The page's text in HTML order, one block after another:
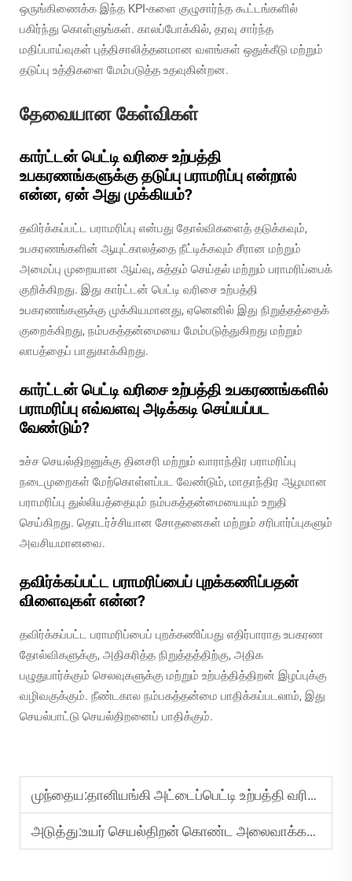
ஒருங்கிணைக்க இந்த KPI-களை குழுசார்ந்த கூட்டங்களில்
பகிர்ந்து கொள்ளுங்கள். காலப்போக்கில், தரவு சார்ந்த
மதிப்பாய்வுகள் புத்திசாலித்தனமான வளங்கள் ஒதுக்கீடு மற்றும்
தடுப்பு உத்திகளை மேம்படுத்த உதவுகின்றன.
தேவையான கேள்விகள்
கார்ட்டன் பெட்டி வரிசை உற்பத்தி
உபகரணங்களுக்கு தடுப்பு பராமரிப்பு என்றால்
என்ன, ஏன் அது முக்கியம்?
தவிர்க்கப்பட்ட பராமரிப்பு என்பது தோல்விகளைத் தடுக்கவும்,
உபகரணங்களின் ஆயுட்காலத்தை நீட்டிக்கவும் சீரான மற்றும்
அமைப்பு முறையான ஆய்வு, சுத்தம் செய்தல் மற்றும் பராமரிப்பைக்
குறிக்கிறது. இது கார்ட்டன் பெட்டி வரிசை உற்பத்தி
உபகரணங்களுக்கு முக்கியமானது, ஏனெனில் இது நிறுத்தத்தைக்
குறைக்கிறது, நம்பகத்தன்மையை மேம்படுத்துகிறது மற்றும்
லாபத்தைப் பாதுகாக்கிறது.
கார்ட்டன் பெட்டி வரிசை உற்பத்தி உபகரணங்களில்
பராமரிப்பு எவ்வளவு அடிக்கடி செய்யப்பட
வேண்டும்?
உச்ச செயல்திறனுக்கு தினசரி மற்றும் வாராந்திர பராமரிப்பு
நடைமுறைகள் மேற்கொள்ளப்பட வேண்டும், மாதாந்திர ஆழமான
பராமரிப்பு துல்லியத்தையும் நம்பகத்தன்மையையும் உறுதி
செய்கிறது. தொடர்ச்சியான சோதனைகள் மற்றும் சரிபார்ப்புகளும்
அவசியமானவை.
தவிர்க்கப்பட்ட பராமரிப்பைப் புறக்கணிப்பதன்
விளைவுகள் என்ன?
தவிர்க்கப்பட்ட பராமரிப்பைப் புறக்கணிப்பது எதிர்பாராத உபகரண
தோல்விகளுக்கு, அதிகரித்த நிறுத்தத்திற்கு, அதிக
பழுதுபார்க்கும் செலவுகளுக்கு மற்றும் உற்பத்தித்திறன் இழப்புக்கு
வழிவகுக்கும். நீண்டகால நம்பகத்தன்மை பாதிக்கப்படலாம், இது
செயல்பாட்டு செயல்திறனைப் பாதிக்கும்.
முந்தைய:தானியங்கி அட்டைப்பெட்டி உற்பத்தி வரிசையின் நன்மைகள் என்ன?
அடுத்து:உயர் செயல்திறன் கொண்ட அலைவாக்கப்பட்ட அட்டைப் பெட்டி உற்பத்தி வரிசையை எவ்வாறு அமைப்பது?